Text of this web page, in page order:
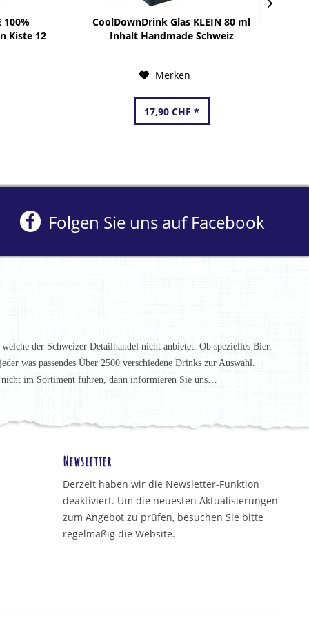
100%
Kiste 12
CoolDownDrink Glas KLEIN 80 ml
Inhalt Handmade Schweiz
Merken
17,90 CHF *
Folgen Sie uns auf Facebook
der Schweizer Detailhandel nicht anbietet. Ob spezielles Bier,
was passendes Über 2500 verschiedene Drinks zur Auswahl.
nicht im Sortiment führen, dann informieren Sie uns…
Newsletter
Derzeit haben wir die Newsletter-Funktion
deaktiviert. Um die neuesten Aktualisierungen
zum Angebot zu prüfen, besuchen Sie bitte
regelmäßig die Website.